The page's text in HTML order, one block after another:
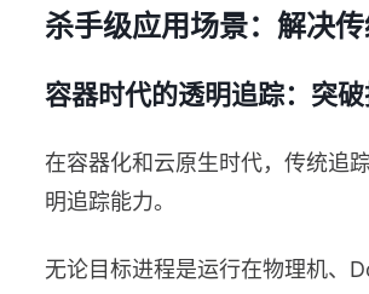
杀手级应用场景：解决
容器时代的透明追踪：突
在容器化和云原生时代，传统追
明追踪能力。
无论目标进程是运行在物理机、